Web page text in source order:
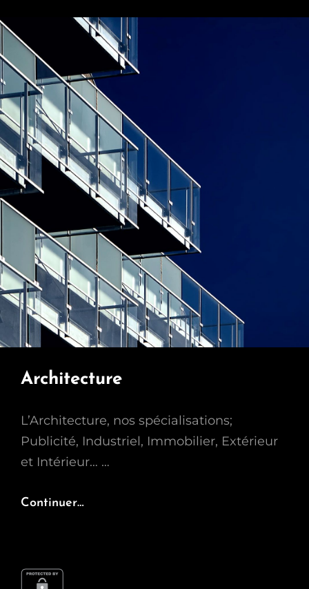
Architecture
L’Architecture, nos spécialisations;
Publicité, Industriel, Immobilier, Extérieur
et Intérieur… …
Continuer…